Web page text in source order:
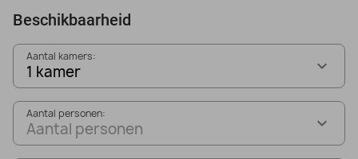
Beschikbaarheid
Aantal kamers:
1 kamer
Aantal personen:
Aantal personen